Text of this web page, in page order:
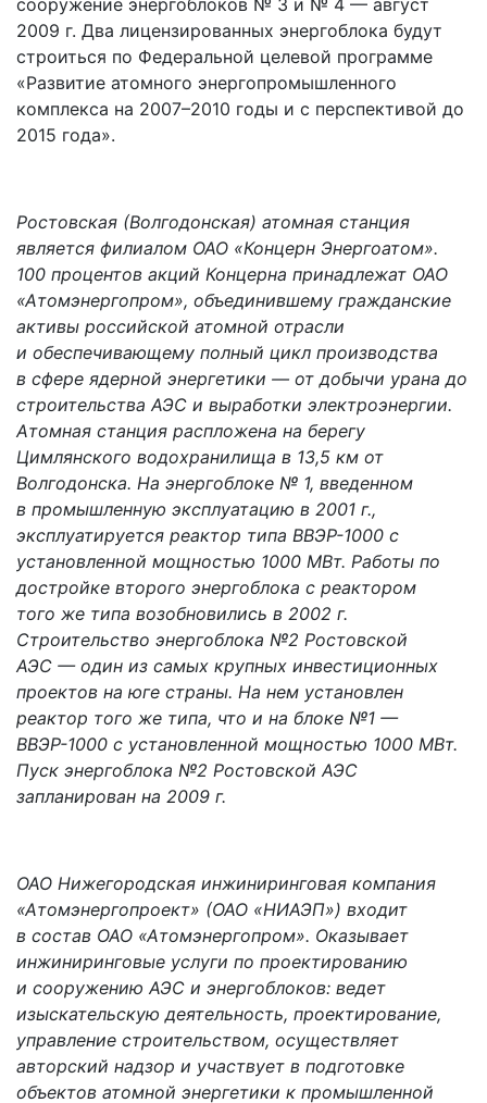
2009 г. Два лицензированных энергоблока будут
строиться по Федеральной целевой программе
«Развитие атомного энергопромышленного
комплекса на 2007–2010 годы и с перспективой до
2015 года».
Ростовская (Волгодонская) атомная станция
является филиалом ОАО «Концерн Энергоатом».
100 процентов акций Концерна принадлежат ОАО
«Атомэнергопром», объединившему гражданские
активы российской атомной отрасли
и обеспечивающему полный цикл производства
в сфере ядерной энергетики — от добычи урана до
строительства АЭС и выработки электроэнергии.
Атомная станция распложена на берегу
Цимлянского водохранилища в 13,5 км от
Волгодонска. На энергоблоке № 1, введенном
в промышленную эксплуатацию в 2001 г.,
эксплуатируется реактор типа ВВЭР-1000 с
установленной мощностью 1000 МВт. Работы по
достройке второго энергоблока с реактором
того же типа возобновились в 2002 г.
Строительство энергоблока №2 Ростовской
АЭС — один из самых крупных инвестиционных
проектов на юге страны. На нем установлен
реактор того же типа, что и на блоке №1 —
ВВЭР-1000 с установленной мощностью 1000 МВт.
Пуск энергоблока №2 Ростовской АЭС
запланирован на 2009 г.
ОАО Нижегородская инжиниринговая компания
«Атомэнергопроект» (ОАО «НИАЭП») входит
в состав ОАО «Атомэнергопром». Оказывает
инжиниринговые услуги по проектированию
и сооружению АЭС и энергоблоков: ведет
изыскательскую деятельность, проектирование,
управление строительством, осуществляет
авторский надзор и участвует в подготовке
объектов атомной энергетики к промышленной